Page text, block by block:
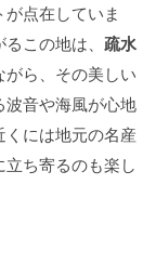
点在していま
この地は、 疏水
ら、その美しい
波音や海風が心地
には地元の名産
ち寄るのも楽し